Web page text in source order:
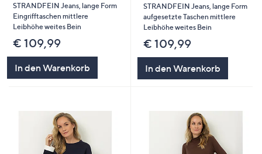
STRANDFEIN Jeans, lange Form
Eingrifftaschen mittlere
Leibhöhe weites Bein
€ 109,99
In den Warenkorb
STRANDFEIN Jeans, lange Form
aufgesetzte Taschen mittlere
Leibhöhe weites Bein
€ 109,99
In den Warenkorb